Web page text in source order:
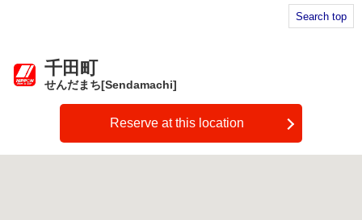
Search top
千田町
せんだまち[Sendamachi]
Reserve at this location